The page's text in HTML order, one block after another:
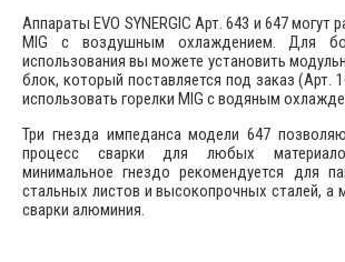
Аппараты EVO SYNERGIC Арт. 643 и 647 могут
MIG с воздушным охлаждением. Для
использования вы можете установить
блок, который поставляется под заказ (Арт.
использовать горелки MIG с водяным
Три гнезда импеданса модели 647
процесс сварки для любых
минимальное гнездо рекомендуется для
стальных листов и высокопрочных сталей, а
сварки алюминия.